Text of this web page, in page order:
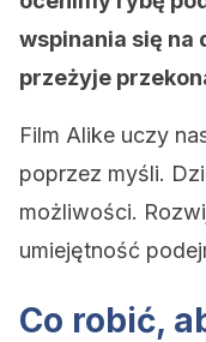
wspinania się na
przeżyje
Film Alike uczy
poprzez myśli.
możliwości.
umiejętność
Co robić,